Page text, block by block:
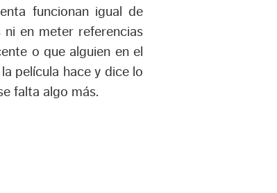
funcionan igual de
en meter referencias
o que alguien en el
película hace y dice lo
falta algo más.